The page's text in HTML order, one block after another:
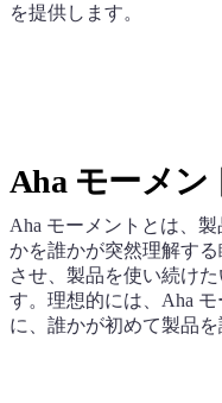
を提供します。
Aha モーメン
Aha モーメントとは、
かを誰かが突然理解す
させ、製品を使い続け
す。理想的には、Aha
に、誰かが初めて製品